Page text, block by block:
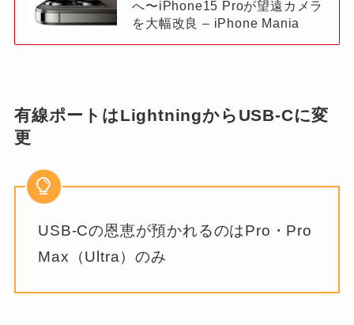
へ〜iPhone15 Proが望遠カメラ
を大幅改良 – iPhone Mania
有線ポートはLightningからUSB-Cに変
更
USB-Cの恩恵が預かれるのはPro・Pro
Max（Ultra）のみ